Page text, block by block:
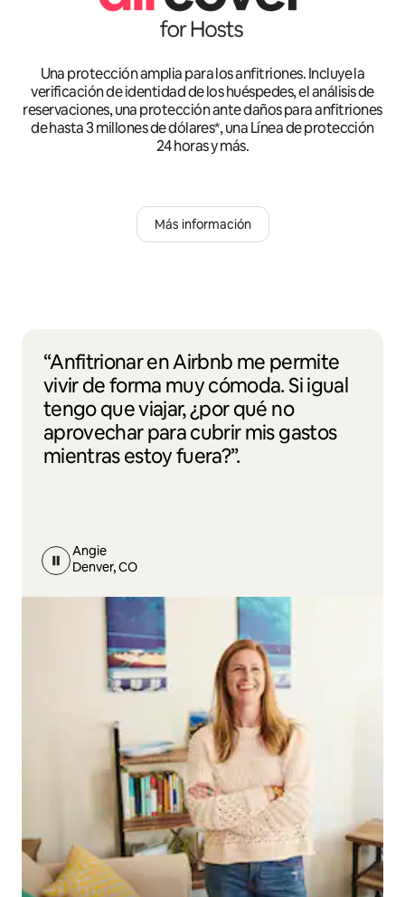
Una protección amplia para los anfitriones. Incluye la
verificación de identidad de los huéspedes, el análisis de
reservaciones, una protección ante daños para anfitriones
de hasta 3 millones de dólares*, una Línea de protección
24 horas y más.
Más información
“Anfitrionar en Airbnb me permite
vivir de forma muy cómoda. Si igual
tengo que viajar, ¿por qué no
aprovechar para cubrir mis gastos
mientras estoy fuera?”.
Angie
Denver, CO